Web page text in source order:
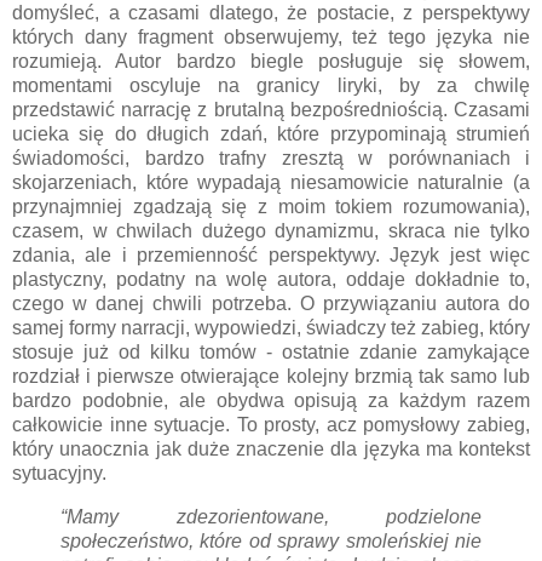
domyśleć, a czasami dlatego, że postacie, z perspektywy
których dany fragment obserwujemy, też tego języka nie
rozumieją. Autor bardzo biegle posługuje się słowem,
momentami oscyluje na granicy liryki, by za chwilę
przedstawić narrację z brutalną bezpośredniością. Czasami
ucieka się do długich zdań, które przypominają strumień
świadomości, bardzo trafny zresztą w porównaniach i
skojarzeniach, które wypadają niesamowicie naturalnie (a
przynajmniej zgadzają się z moim tokiem rozumowania),
czasem, w chwilach dużego dynamizmu, skraca nie tylko
zdania, ale i przemienność perspektywy. Język jest więc
plastyczny, podatny na wolę autora, oddaje dokładnie to,
czego w danej chwili potrzeba. O przywiązaniu autora do
samej formy narracji, wypowiedzi, świadczy też zabieg, który
stosuje już od kilku tomów - ostatnie zdanie zamykające
rozdział i pierwsze otwierające kolejny brzmią tak samo lub
bardzo podobnie, ale obydwa opisują za każdym razem
całkowicie inne sytuacje. To prosty, acz pomysłowy zabieg,
który unaocznia jak duże znaczenie dla języka ma kontekst
sytuacyjny.
“Mamy zdezorientowane, podzielone
społeczeństwo, które od sprawy smoleńskiej nie